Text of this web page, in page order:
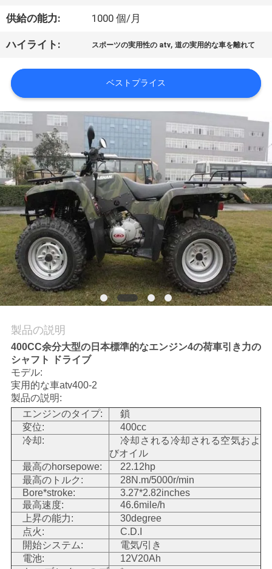
場
旅
品
質
管
理
私
達
に
連
し
な
さ
い
引
用
を
要
求
供給の能力: 1000 個/月
ハイライト: スポーツの実用性の atv,道の実用的な車を離れて
ベストプライス
製品の説明
400CC余分大型の日本標準的なエンジン4の荷車引き力の
シャフト ドライブ
モデル:
実用的な車atv400-2
製品の説明:
エンジンのタイプ:
鎖
変位:
400cc
冷却:
冷却される冷却される空気およ
びオイル
最高のhorsepowe:
22.12hp
最高のトルク:
28N.m/5000r/min
Bore*stroke:
3.27*2.82inches
最高速度:
46.6mile/h
上昇の能力:
30degree
点火:
C.D.I
開始システム:
電気/引き
電池:
12V20Ah